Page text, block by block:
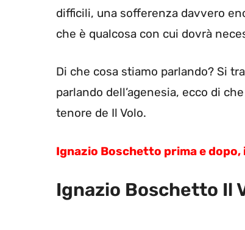
difficili, una sofferenza davvero
che è qualcosa con cui dovrà
Di che cosa stiamo parlando? Si
parlando dell’agenesia, ecco di
tenore de Il Volo.
Ignazio Boschetto prima e
Ignazio Boschetto Il